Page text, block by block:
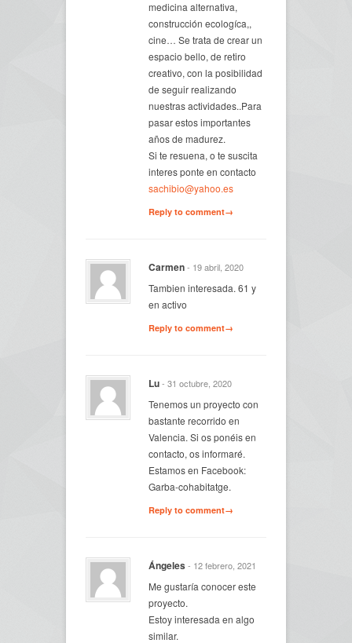
medicina alternativa,
construcción ecologíca,,
cine… Se trata de crear un
espacio bello, de retiro
creativo, con la posibilidad
de seguir realizando
nuestras actividades..Para
pasar estos importantes
años de madurez.
Si te resuena, o te suscita
interes ponte en contacto
sachibio@yahoo.es
Reply to comment→
Carmen- 19 abril, 2020
Tambien interesada. 61 y
en activo
Reply to comment→
Lu- 31 octubre, 2020
Tenemos un proyecto con
bastante recorrido en
Valencia. Si os ponéis en
contacto, os informaré.
Estamos en Facebook:
Garba-cohabitatge.
Reply to comment→
Ángeles - 12 febrero, 2021
Me gustaría conocer este
proyecto.
Estoy interesada en algo
similar.